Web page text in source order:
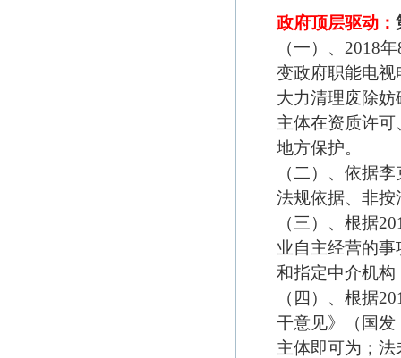
政府顶层驱动：
（一）、2018
变政府职能电
大力清理废除
主体在资质许
地方保护。
（二）、依据
法规依据、非
（三）、根据
业自主经营的
和指定中介机
（四）、根据
干意见》（国发
主体即可为；